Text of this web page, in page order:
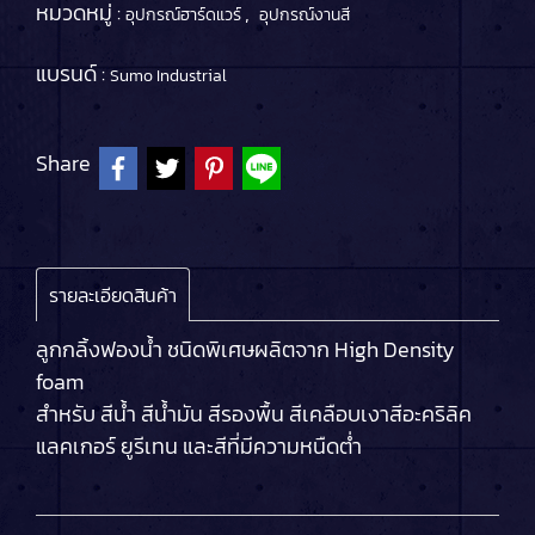
หมวดหมู่ :อุปกรณ์ฮาร์ดแวร์, อุปกรณ์งานสี
แบรนด์ :Sumo Industrial
Share
รายละเอียดสินค้า
ลูกกลิ้งฟองน้ำ ชนิดพิเศษผลิตจาก High Density
foam
สำหรับ สีน้ำ สีน้ำมัน สีรองพื้น สีเคลือบเงาสีอะคริลิค
แลคเกอร์ ยูรีเทน และสีที่มีความหนืดต่ำ